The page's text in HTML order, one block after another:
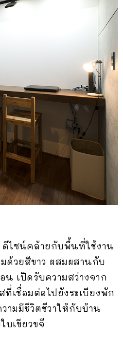
ไซน์คล้ายกับพื้นที่ใช้งาน
ด้วยสีขาว ผสมผสานกับ
เปิดรับความสว่างจาก
เชื่อมต่อไปยังระเบียงพัก
ามมีชีวิตชีวาให้กับบ้าน
บเขียวขจี